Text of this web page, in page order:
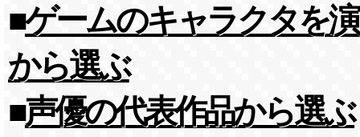
■ゲームのキャラクタを
から選ぶ
■声優の代表作品から選ぶ